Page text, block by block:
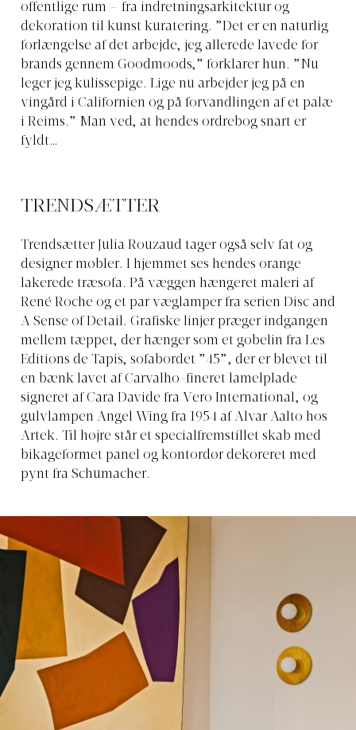
offentlige rum – fra indretningsarkitektur og
dekoration til kunst kuratering. ”Det er en naturlig
forlængelse af det arbejde, jeg allerede lavede for
brands gennem Goodmoods,” forklarer hun. ”Nu
leger jeg kulissepige. Lige nu arbejder jeg på en
vingård i Californien og på forvandlingen af et palæ
i Reims.” Man ved, at hendes ordrebog snart er
fyldt…
TRENDSÆTTER
Trendsætter Julia Rouzaud tager også selv fat og
designer møbler. I hjemmet ses hendes orange
lakerede træsofa. På væggen hængeret maleri af
René Roche og et par væglamper fra serien Disc and
A Sense of Detail. Grafiske linjer præger indgangen
mellem tæppet, der hænger som et gobelin fra Les
Editions de Tapis, sofabordet ”45”, der er blevet til
en bænk lavet af Carvalho-fineret lamelplade
signeret af Cara Davide fra Vero International, og
gulvlampen Angel Wing fra 1954 af Alvar Aalto hos
Artek. Til højre står et specialfremstillet skab med
bikageformet panel og kontordør dekoreret med
pynt fra Schumacher.